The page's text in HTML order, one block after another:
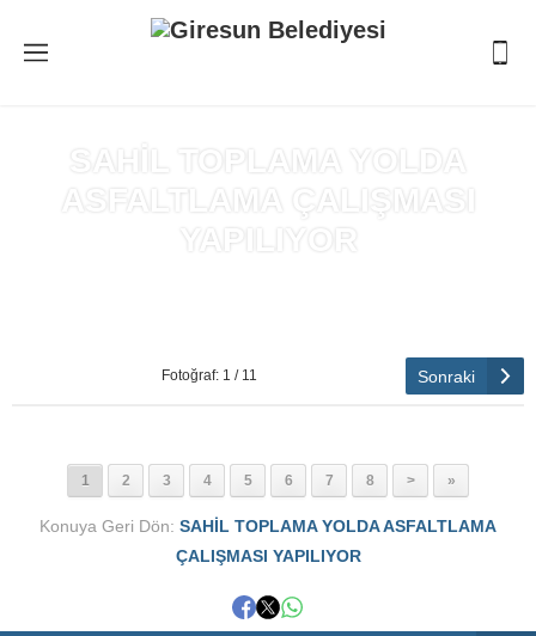
SAHİL TOPLAMA YOLDA
ASFALTLAMA ÇALIŞMASI
YAPILIYOR
Fotoğraf: 1 / 11 Sonraki
1 2 3 4 5 6 7 8 > »
Konuya Geri Dön: SAHİL TOPLAMA YOLDA ASFALTLAMA
ÇALIŞMASI YAPILIYOR